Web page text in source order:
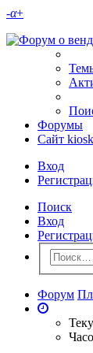
-α+
Форумы
Сайт
Вход
Поиск
Вход
Форум